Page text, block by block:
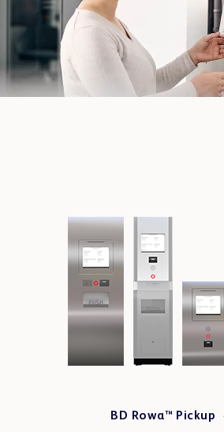
PRESENTAR Y
ENVASAR Y
BD Rowa™ Dose
Embolsado Individual
Otras Industrias
Sobre
REFERENCIAS DE
Showrooms
BD Rowa™ Pickup